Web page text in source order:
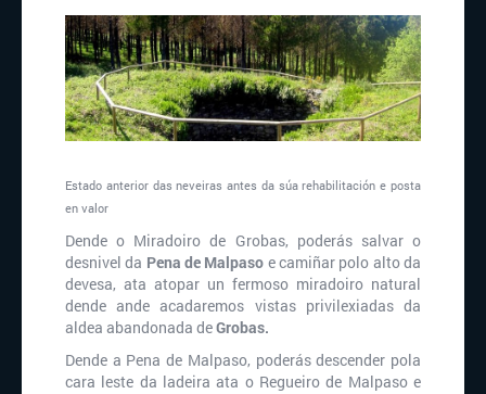
Estado anterior das neveiras antes da súa rehabilitación e posta
en valor
Dende o Miradoiro de Grobas, poderás salvar o
desnivel da Pena de Malpaso e camiñar polo alto da
devesa, ata atopar un fermoso miradoiro natural
dende ande acadaremos vistas privilexiadas da
aldea abandonada deGrobas.
Dende a Pena de Malpaso, poderás descender pola
cara leste da ladeira ata o Regueiro de Malpaso e